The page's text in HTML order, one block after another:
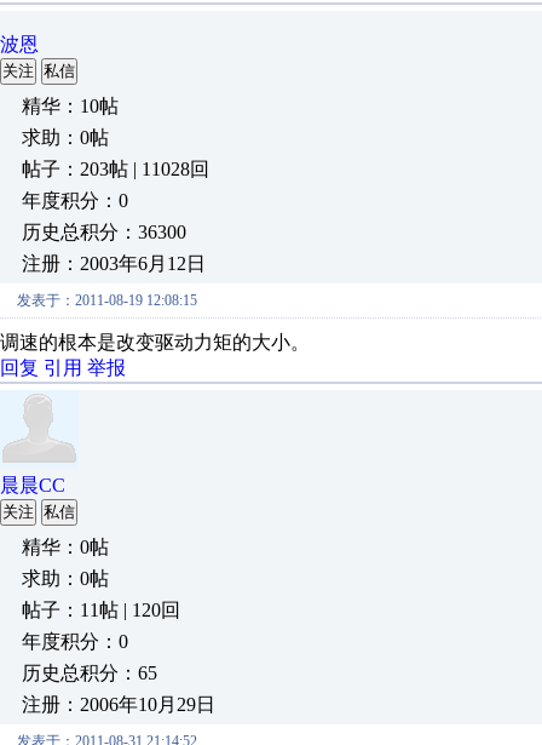
波恩
关注 私信
精华：10帖
求助：0帖
帖子：203帖 | 11028回
年度积分：0
历史总积分：36300
注册：2003年6月12日
发表于：2011-08-19 12:08:15
调速的根本是改变驱动力矩的大小。
回复 引用 举报
晨晨CC
关注 私信
精华：0帖
求助：0帖
帖子：11帖 | 120回
年度积分：0
历史总积分：65
注册：2006年10月29日
发表于：2011-08-31 21:14:52